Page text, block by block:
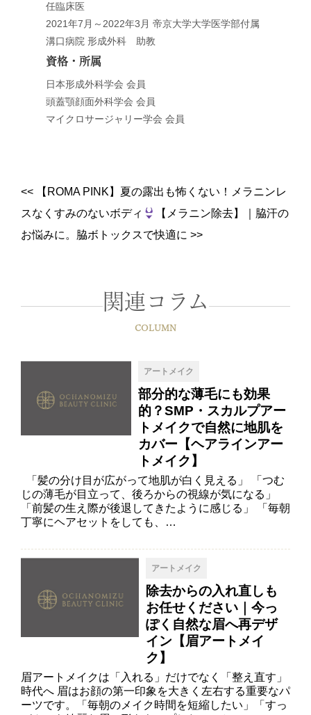
任臨床医
2021年7月～2022年3月 帝京大学大学医学部付属
溝口病院 形成外科 助教
資格・所属
日本形成外科学会 会員
頭蓋顎顔面外科学会 会員
マイクロサージャリー学会 会員
<<【ROMA PINK】夏の露出も怖くない！メラニンレ
スなくすみのないボディ
【メラニン除去】
脇汗の
お悩みに。脇ボトックスで快適に >>
関連コラム
COLUMN
アートメイク
部分的な薄毛にも効果
的？SMP・スカルプアー
トメイクで自然に地肌を
カバー【ヘアラインアー
トメイク】
「髪の分け目が広がって地肌が白く見える」 「つむ
じの薄毛が目立って、後ろからの視線が気になる」
「前髪の生え際が後退してきたように感じる」 「毎朝
丁寧にヘアセットをしても、…
アートメイク
除去からの入れ直しも
お任せください｜今っ
ぽく自然な眉へ再デザ
イン【眉アートメイ
ク】
眉アートメイクは「入れる」だけでなく「整え直す」
時代へ 眉はお顔の第一印象を大きく左右する重要なパ
ーツです。「毎朝のメイク時間を短縮したい」「すっ